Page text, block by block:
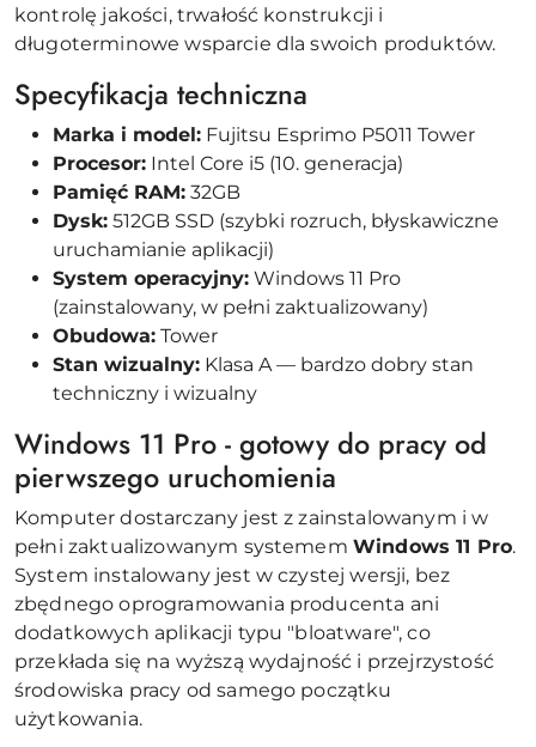
kontrolę jakości, trwałość konstrukcji i
długoterminowe wsparcie dla swoich produktów.
Specyfikacja techniczna
Marka i model: Fujitsu Esprimo P5011 Tower
Procesor: Intel Core i5 (10. generacja)
Pamięć RAM: 32GB
Dysk: 512GB SSD (szybki rozruch, błyskawiczne
uruchamianie aplikacji)
System operacyjny: Windows 11 Pro
(zainstalowany, w pełni zaktualizowany)
Obudowa: Tower
Stan wizualny: Klasa A — bardzo dobry stan
techniczny i wizualny
Windows 11 Pro - gotowy do pracy od
pierwszego uruchomienia
Komputer dostarczany jest z zainstalowanym i w
pełni zaktualizowanym systemem Windows 11 Pro.
System instalowany jest w czystej wersji, bez
zbędnego oprogramowania producenta ani
dodatkowych aplikacji typu "bloatware", co
przekłada się na wyższą wydajność i przejrzystość
środowiska pracy od samego początku
użytkowania.